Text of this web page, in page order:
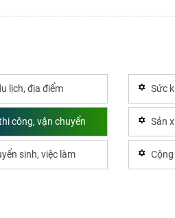
lịch, địa điểm Sức
công, vận chuyển Sản
sinh, việc làm